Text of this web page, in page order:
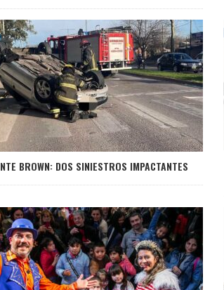
BROWN: DOS SINIESTROS IMPACTANTES